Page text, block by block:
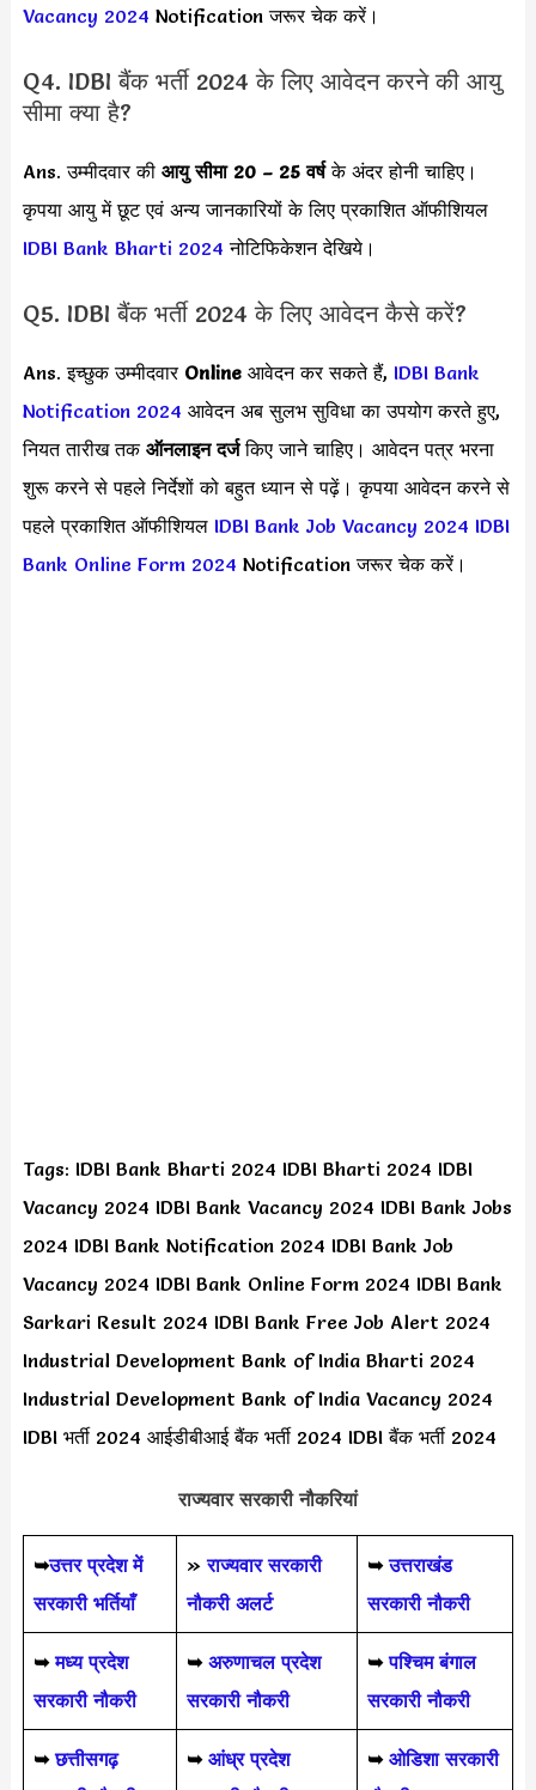
Vacancy 2024 Notification जरूर चेक करें।
Q4. IDBI बैंक भर्ती 2024 के लिए आवेदन करने की आयु
सीमा क्या है?
Ans. उम्मीदवार की आयु सीमा 20 – 25 वर्षके अंदर होनी चाहिए।
कृपया आयु में छूट एवं अन्य जानकारियों के लिए प्रकाशित ऑफीशियल
IDBI Bank Bharti 2024 नोटिफिकेशन देखिये।
Q5. IDBI बैंक भर्ती 2024 के लिए आवेदन कैसे करें?
Ans. इच्छुक उम्मीदवार Online आवेदन कर सकते हैं, IDBI Bank
Notification 2024 आवेदन अब सुलभ सुविधा का उपयोग करते हुए,
नियत तारीख तक ऑनलाइन दर्जकिए जाने चाहिए। आवेदन पत्र भरना
शुरू करने से पहले निर्देशों को बहुत ध्यान से पढ़ें। कृपया आवेदन करने से
पहले प्रकाशित ऑफीशियल IDBI Bank Job Vacancy 2024 IDBI
Bank Online Form 2024 Notification जरूर चेक करें।
Tags: IDBI Bank Bharti 2024 IDBI Bharti 2024 IDBI
Vacancy 2024 IDBI Bank Vacancy 2024 IDBI Bank Jobs
2024 IDBI Bank Notification 2024 IDBI Bank Job
Vacancy 2024 IDBI Bank Online Form 2024 IDBI Bank
Sarkari Result 2024 IDBI Bank Free Job Alert 2024
Industrial Development Bank of India Bharti 2024
Industrial Development Bank of India Vacancy 2024
IDBI भर्ती 2024 आईडीबीआई बैंक भर्ती 2024 IDBI बैंक भर्ती 2024
राज्यवार सरकारी नौकरियां
➥उत्तर प्रदेश में
सरकारी भर्तियाँ
»राज्यवार सरकारी
नौकरी अलर्ट
➥ उत्तराखंड
सरकारी नौकरी
➥ मध्य प्रदेश
सरकारी नौकरी
➥ अरुणाचल प्रदेश
सरकारी नौकरी
➥ पश्चिम बंगाल
सरकारी नौकरी
➥ छत्तीसगढ़
➥ आंध्र प्रदेश
➥ ओडिशा सरकारी